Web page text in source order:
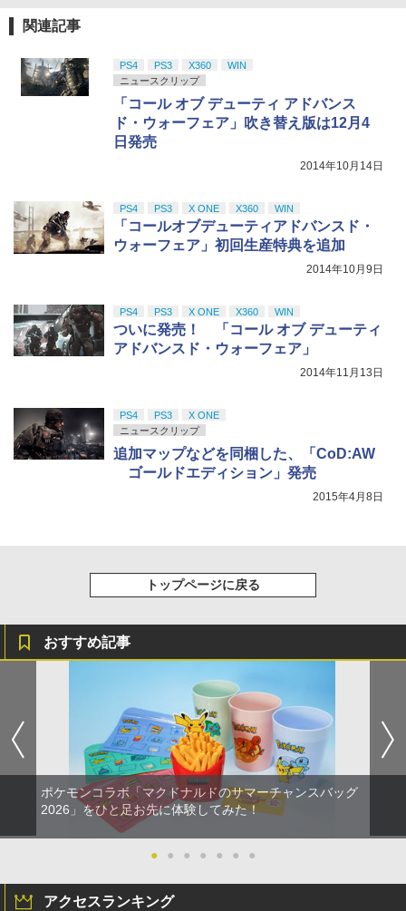
関連記事
PS4 PS3 X360
WIN
ニュースクリップ
「コール オブ デューティ アドバンス
ド・ウォーフェア」吹き替え版は12月4
日発売
2014年10月14日
PS4 PS3 X ONE X360 WIN
「コールオブデューティアドバンスド・
ウォーフェア」初回生産特典を追加
2014年10月9日
PS4 PS3 X ONE X360 WIN
ついに発売！ 「コール オブ デューティ
アドバンスド・ウォーフェア」
2014年11月13日
PS4 PS3
X ONE
ニュースクリップ
追加マップなどを同梱した、「CoD:AW
ゴールドエディション」発売
2015年4月8日
トップページに戻る
おすすめ記事
ポケモンコラボ「マクドナルドのサマーチャンスバッグ
2026」をひと足お先に体験してみた！
● ● ● ● ● ● ●
アクセスランキング